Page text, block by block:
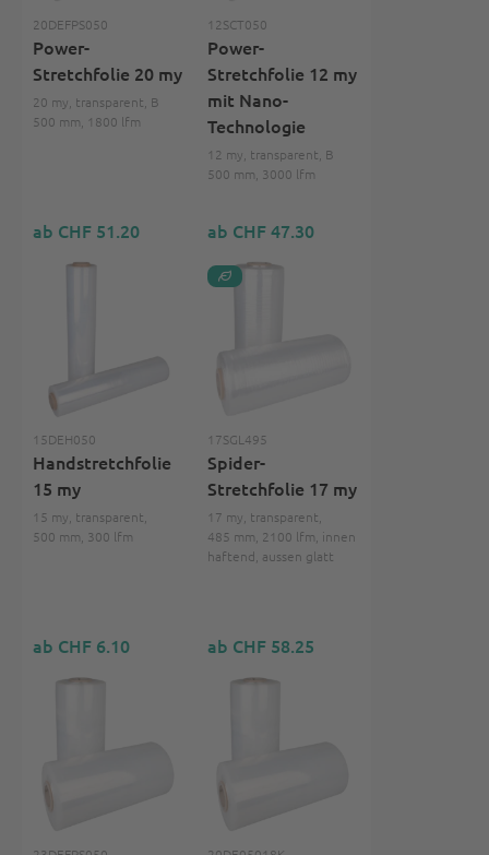
20DEFPS050
Power-
Stretchfolie 20 my
20 my, transparent, B
500 mm, 1800 lfm
ab CHF 51.20
12SCT050
Power-
Stretchfolie 12 my
mit Nano-
Technologie
12 my, transparent, B
500 mm, 3000 lfm
ab CHF 47.30
15DEH050
Handstretchfolie
15 my
15 my, transparent,
500 mm, 300 lfm
ab CHF 6.10
17SGL495
Spider-
Stretchfolie 17 my
17 my, transparent,
485 mm, 2100 lfm, innen
haftend, aussen glatt
ab CHF 58.25